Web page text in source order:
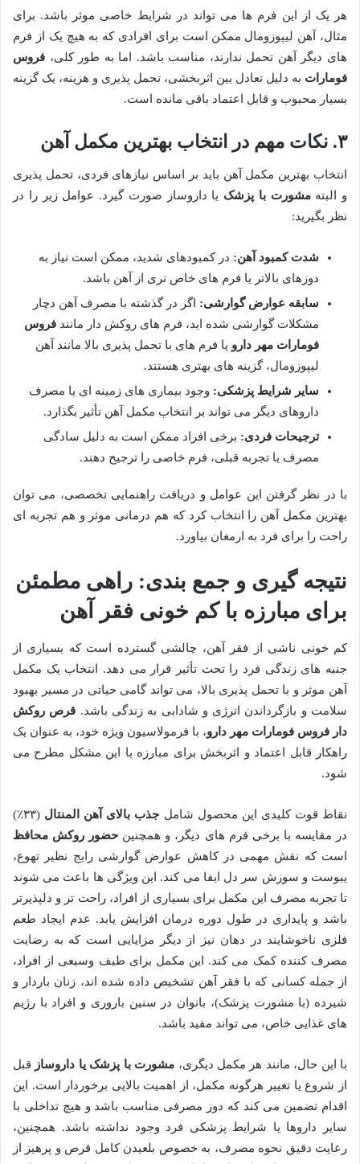
هر یک از این فرم ها می تواند در شرایط خاصی موثر باشد. برای
مثال، آهن لیپوزومال ممکن است برای افرادی که به هیچ یک از فرم
های دیگر آهن تحمل ندارند، مناسب باشد. اما به طور کلی، فروس
فومارات به دلیل تعادل بین اثربخشی، تحمل پذیری و هزینه، یک گزینه
بسیار محبوب و قابل اعتماد باقی مانده است.
۳. نکات مهم در انتخاب بهترین مکمل آهن
انتخاب بهترین مکمل آهن باید بر اساس نیازهای فردی، تحمل پذیری
و البتهمشورت با پزشک یا داروساز صورت گیرد. عوامل زیر را در
نظر بگیرید:
شدت کمبود آهن: در کمبودهای شدید، ممکن است نیاز به
دوزهای بالاتر یا فرم های خاص تری از آهن باشد.
سابقه عوارض گوارشی: اگر در گذشته با مصرف آهن دچار
مشکلات گوارشی شده اید، فرم های روکش دار مانند فروس
فومارات مهر دارو یا فرم های با تحمل پذیری بالا مانند آهن
لیپوزومال، گزینه های بهتری هستند.
سایر شرایط پزشکی: وجود بیماری های زمینه ای یا مصرف
داروهای دیگر می تواند بر انتخاب مکمل آهن تأثیر بگذارد.
ترجیحات فردی: برخی افراد ممکن است به دلیل سادگی
مصرف یا تجربه قبلی، فرم خاصی را ترجیح دهند.
با در نظر گرفتن این عوامل و دریافت راهنمایی تخصصی، می توان
بهترین مکمل آهن را انتخاب کرد که هم درمانی موثر و هم تجربه ای
راحت را برای فرد به ارمغان بیاورد.
نتیجه گیری و جمع بندی: راهی مطمئن
برای مبارزه با کم خونی فقر آهن
کم خونی ناشی از فقر آهن، چالشی گسترده است که بسیاری از
جنبه های زندگی فرد را تحت تأثیر قرار می دهد. انتخاب یک مکمل
آهن موثر و با تحمل پذیری بالا، می تواند گامی حیاتی در مسیر بهبود
سلامت و بازگرداندن انرژی و شادابی به زندگی باشد. قرص روکش
دار فروس فومارات مهر دارو، با فرمولاسیون ویژه خود، به عنوان یک
راهکار قابل اعتماد و اثربخش برای مبارزه با این مشکل مطرح می
شود.
نقاط قوت کلیدی این محصول شامل جذب بالای آهن المنتال
(۳۳٪)
در مقایسه با برخی فرم های دیگر، و همچنین حضور روکش محافظ
است که نقش مهمی در کاهش عوارض گوارشی رایج نظیر تهوع،
یبوست و سوزش سر دل ایفا می کند. این ویژگی ها باعث می شوند
تا تجربه مصرف این مکمل برای بسیاری از افراد، راحت تر و دلپذیرتر
باشد و پایداری در طول دوره درمان افزایش یابد. عدم ایجاد طعم
فلزی ناخوشایند در دهان نیز از دیگر مزایایی است که به رضایت
مصرف کننده کمک می کند. این مکمل برای طیف وسیعی از افراد،
از جمله کسانی که با فقر آهن تشخیص داده شده اند، زنان باردار و
شیرده (با مشورت پزشک)، بانوان در سنین باروری و افراد با رژیم
های غذایی خاص، می تواند مفید باشد.
با این حال، مانند هر مکمل دیگری، مشورت با پزشک یا داروساز قبل
از شروع یا تغییر هرگونه مکمل، از اهمیت بالایی برخوردار است. این
اقدام تضمین می کند که دوز مصرفی مناسب باشد و هیچ تداخلی با
سایر داروها یا شرایط پزشکی فرد وجود نداشته باشد. همچنین،
رعایت دقیق نحوه مصرف، به خصوص بلعیدن کامل قرص و پرهیز از